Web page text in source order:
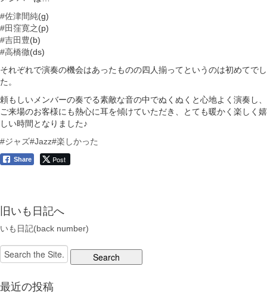
#佐津間純(g)
#田窪寛之(p)
#吉田豊(b)
#高橋徹(ds)
それぞれで演奏の機会はあったものの四人揃ってというのは初めてでし
た。
頼もしいメンバーの奏でる素敵な音の中でぬくぬくと心地よく演奏し、
ご来場のお客様にも熱心に耳を傾けていただき、とても暖かく楽しく嬉
しい時間となりました♪
#ジャズ#Jazz#楽しかった
Share Post
旧いも日記へ
いも日記(back number)
Search
for:
最近の投稿